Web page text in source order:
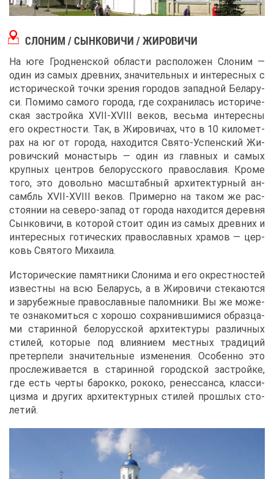
СЛО­НИМ / СЫН­КО­ВИ­ЧИ / ЖИ­РО­ВИ­ЧИ
На юге Грод­нен­ской об­ла­сти рас­по­ло­жен Сло­ним ―
один из са­мых древ­них, зна­чи­тель­ных и ин­те­рес­ных с
ис­то­ри­че­ской точ­ки зре­ния го­ро­дов за­пад­ной Бе­ла­ру­
си. По­ми­мо са­мо­го го­ро­да, где со­хра­ни­лась ис­то­ри­че­
ская за­строй­ка XVII-XVIII ве­ков, весь­ма ин­те­рес­ны
его окрест­но­сти. Так, в Жи­ро­ви­чах, что в 10 ки­ло­мет­
рах на юг от го­ро­да, на­хо­дит­ся Свя­то-Успен­ский Жи­
ро­вич­ский мо­на­стырь ― один из глав­ных и са­мых
круп­ных цен­тров бе­ло­рус­ско­го пра­во­сла­вия. Кро­ме
то­го, это до­воль­но мас­штаб­ный ар­хи­тек­тур­ный ан­
самбль XVII-XVIII ве­ков. При­мер­но на та­ком же рас­
сто­я­нии на се­ве­ро-за­пад от го­ро­да на­хо­дит­ся де­рев­ня
Сын­ко­ви­чи, в ко­то­рой сто­ит один из са­мых древ­них и
ин­те­рес­ных го­ти­че­ских пра­во­слав­ных хра­мов ― цер­
ковь Свя­то­го Ми­ха­и­ла.
Ис­то­ри­че­ские па­мят­ни­ки Сло­ни­ма и его окрест­но­стей
из­вест­ны на всю Бе­ла­русь, а в Жи­ро­ви­чи сте­ка­ют­ся
и за­ру­беж­ные пра­во­слав­ные па­лом­ни­ки. Вы же мо­же­
те озна­ко­мить­ся с хо­ро­шо со­хра­нив­ши­ми­ся об­раз­ца­
ми ста­рин­ной бе­ло­рус­ской ар­хи­тек­ту­ры раз­лич­ных
сти­лей, ко­то­рые под вли­я­ни­ем мест­ных тра­ди­ций
пре­тер­пе­ли зна­чи­тель­ные из­ме­не­ния. Осо­бен­но это
про­сле­жи­ва­ет­ся в ста­рин­ной го­род­ской за­строй­ке,
где есть чер­ты ба­рок­ко, ро­ко­ко, ре­нес­сан­са, клас­си­
циз­ма и дру­гих ар­хи­тек­тур­ных сти­лей про­шлых сто­
ле­тий.